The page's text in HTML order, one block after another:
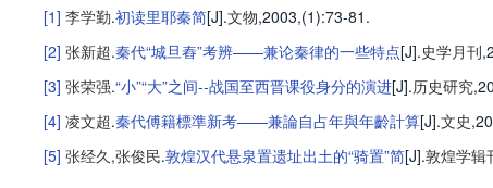
[1] 李学勤.初读里耶秦简[J].文物,2003,(1):73-81 .
[2] 张新超.秦代“城旦舂”考辨——兼论秦律的一些特点[J].史学月刊
[3] 张荣强.“小”“大”之间--战国至西晋课役身分的演进[J].历史研究
[4] 凌文超.秦代傅籍標準新考——兼論自占年與年齡計算[J].文史
[5] 张经久,张俊民.敦煌汉代悬泉置遗址出土的“骑置”简[J].敦煌学辑